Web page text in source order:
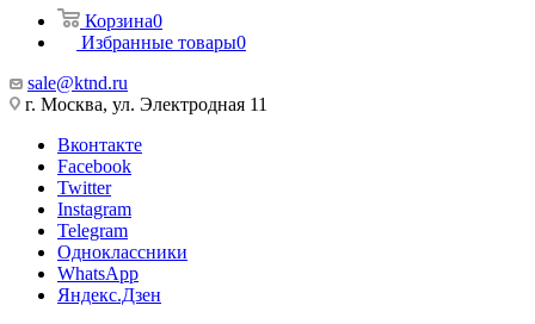
Корзина0
Избранные товары0
sale@ktnd.ru
г. Москва, ул. Электродная 11
Вконтакте
Facebook
Twitter
Instagram
Telegram
Одноклассники
WhatsApp
Яндекс.Дзен